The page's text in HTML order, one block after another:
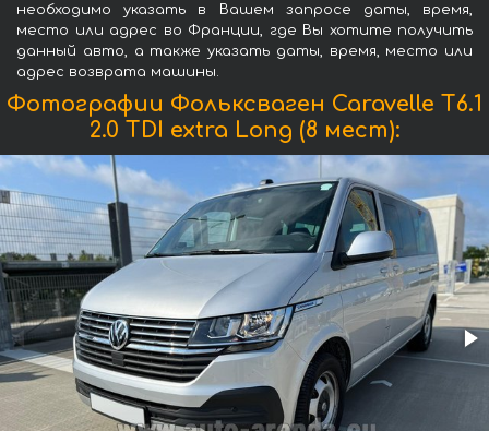
необходимо указать в Вашем запросе даты, время,
место или адрес во Франции, где Вы хотите получить
данный авто, а также указать даты, время, место или
адрес возврата машины.
Фотографии Фольксваген Caravelle T6.1
2.0 TDI extra Long (8 мест):